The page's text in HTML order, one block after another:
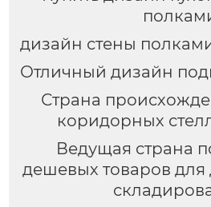
дизайн стены
Отличный дизайн
Страна
коридорных
Ведущая страна
дешевых товаров для